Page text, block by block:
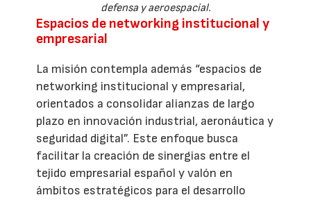
defensa y aeroespacial.
Espacios de networking institucional y
empresarial
La misión contempla además “espacios de
networking institucional y empresarial,
orientados a consolidar alianzas de largo
plazo en innovación industrial, aeronáutica y
seguridad digital”. Este enfoque busca
facilitar la creación de sinergias entre el
tejido empresarial español y valón en
ámbitos estratégicos para el desarrollo